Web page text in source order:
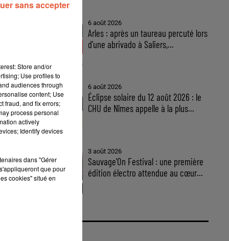
6 août 2026
Arles : après un taureau percuté lors
d'une abrivado à Saliers,...
6 août 2026
Éclipse solaire du 12 août 2026 : le
CHU de Nîmes appelle à la plus...
3 août 2026
Sauvage'On Festival : une première
édition électro attendue au cœur...
Store and/or
Use profiles to
audiences through
content; Use
fraud, and fix errors;
process personal
actively
Identify devices
dans "Gérer
que pour
cookies" situé en
sans accepter